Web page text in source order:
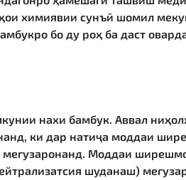
химиявии сунъӣ шомил
бо ду роҳ ба даст
нахи бамбук. Аввал
ки дар натиҷа моддаи
Моддаи
шуданаш)